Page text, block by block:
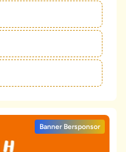
Banner Bersponsor